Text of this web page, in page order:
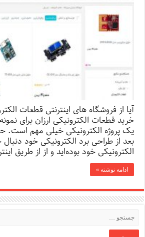
آیا از فروشگاه‌ های اینترنتی قطعات
خرید قطعات الکترونیکی ارزان برای
یک پروژه الکترونیکی خیلی مهم است.
بعد از طراحی برد الکترونیکی خود
الکترونیکی خود بوده‌اید و از از طریق
ادامه نوشته »